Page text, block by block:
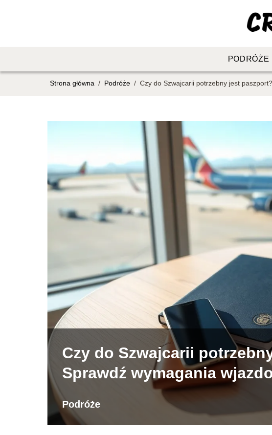
PODRÓŻE
Strona główna / Podróże / Czy do Szwajcarii potrzebny jest
Czy do Szwajcarii
Sprawdź wymagania
Podróże